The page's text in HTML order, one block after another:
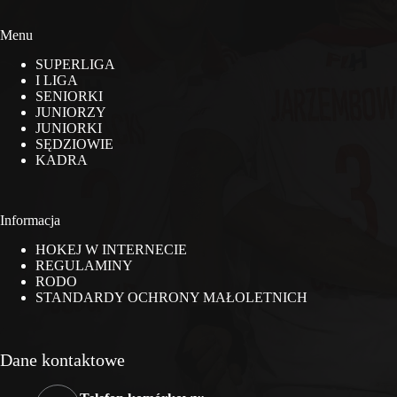
Menu
SUPERLIGA
I LIGA
SENIORKI
JUNIORZY
JUNIORKI
SĘDZIOWIE
KADRA
Informacja
HOKEJ W INTERNECIE
REGULAMINY
RODO
STANDARDY OCHRONY MAŁOLETNICH
Dane kontaktowe